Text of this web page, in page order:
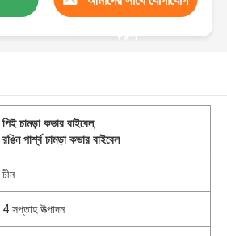
করুন
পিই চামড়া কভার বাইবেল,
রঙিন পার্শ্ব চামড়া কভার বাইবেল
চীন
4 সপ্তাহ উত্পাদন